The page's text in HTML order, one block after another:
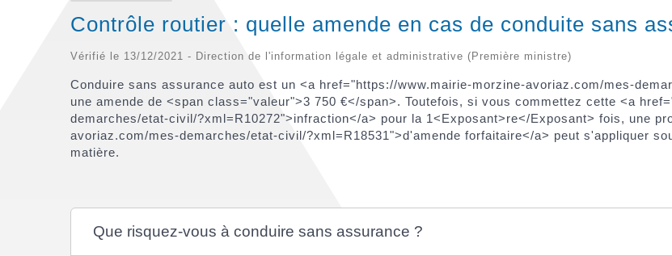
Contrôle routier : quelle amende en cas de conduite sans
Vérifié le 13/12/2021 - Direction de l'information légale et administrative (Première ministre)
Conduire sans assurance auto est un <a href="https://www.mairie-morzine-avoriaz.com/mes-
une amende de <span class="valeur">3 750 €</span>. Toutefois, si vous commettez cette <a
demarches/etat-civil/?xml=R10272">infraction</a> pour la 1<Exposant>re</Exposant> fois, une
avoriaz.com/mes-demarches/etat-civil/?xml=R18531">d'amende forfaitaire</a> peut s'appliquer
matière.
Que risquez-vous à conduire sans assurance ?